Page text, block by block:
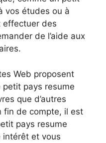
vos études ou à
effectuer des
de l’aide aux
Web proposent
pays resume
que d’autres
fin de compte, il est
pays resume
intérêt et vous